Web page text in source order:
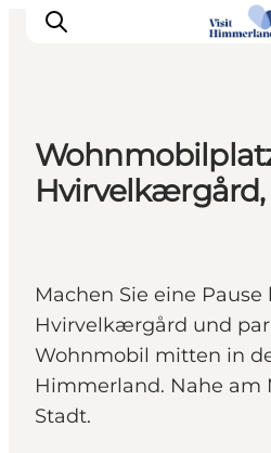
Erlebnisse
Reiseplanung
Praktische
Hvirvelkærgård,
Machen Sie eine Pause
Hvirvelkærgård und
Wohnmobil mitten in
Himmerland. Nahe am
Stadt.